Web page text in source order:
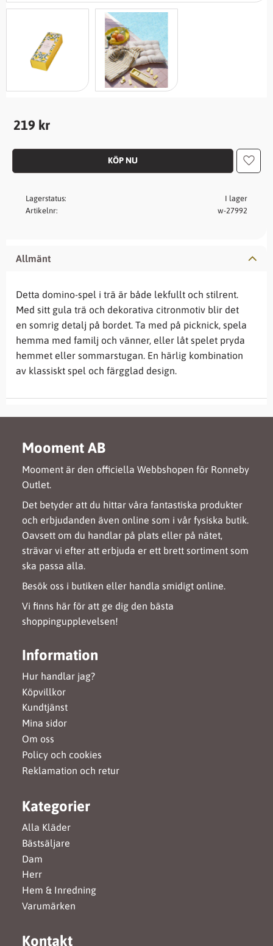
219 kr
Lägg
Lagerstatus
I lager
Artikelnr
w-27992
Allmänt
Detta domino-spel i trä är både lekfullt och stilrent.
Med sitt gula trä och dekorativa citronmotiv blir det
en somrig detalj på bordet. Ta med på picknick, spela
hemma med familj och vänner, eller låt spelet pryda
hemmet eller sommarstugan. En härlig kombination
av klassiskt spel och färgglad design.
Mooment AB
Mooment är den officiella Webbshopen för Ronneby
Outlet.
Det betyder att du hittar våra fantastiska produkter
och erbjudanden även online som i vår fysiska butik.
Oavsett om du handlar på plats eller på nätet,
strävar vi efter att erbjuda er ett brett sortiment som
ska passa alla.
Besök oss i butiken eller handla smidigt online.
Vi finns här för att ge dig den bästa
shoppingupplevelsen!
Information
Hur handlar jag?
Köpvillkor
Kundtjänst
Mina sidor
Om oss
Policy och cookies
Reklamation och retur
Kategorier
Alla Kläder
Bästsäljare
Dam
Herr
Hem & Inredning
Varumärken
Kontakt